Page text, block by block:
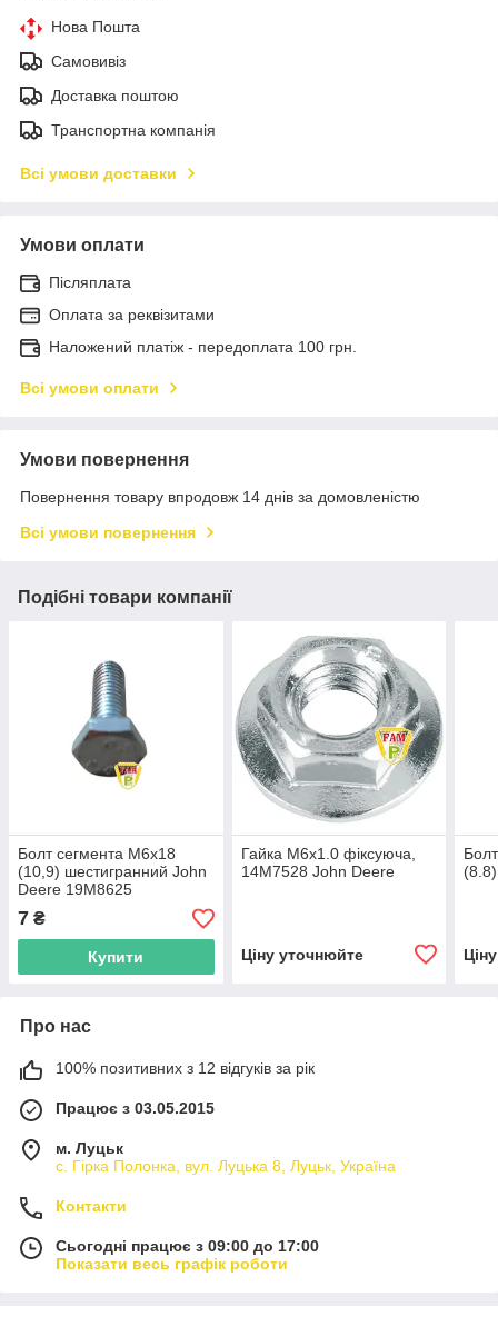
Нова Пошта
Самовивіз
Доставка поштою
Транспортна компанія
Всі умови доставки
Умови оплати
Післяплата
Оплата за реквізитами
Наложений платіж - передоплата 100 грн.
Всі умови оплати
Умови повернення
Повернення товару впродовж 14 днів за домовленістю
Всі умови повернення
Подібні товари компанії
Болт сегмента M6x18
(10,9) шестигранний John
Deere 19M8625
7 ₴
Купити
Гайка M6x1.0 фіксуюча,
14M7528 John Deere
Ціну уточнюйте
Про нас
100% позитивних з 12 відгуків за рік
Працює з 03.05.2015
м. Луцьк
с. Гірка Полонка, вул. Луцька 8, Луцьк, Україна
Контакти
Сьогодні працює з 09:00 до 17:00
Показати весь графік роботи